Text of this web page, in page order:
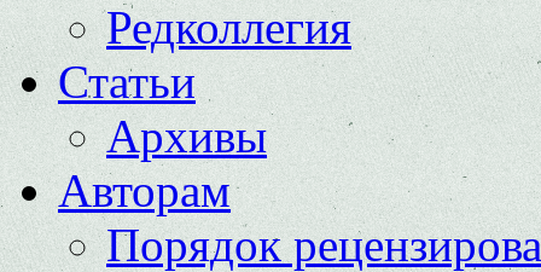
Редколлегия
Статьи
Архивы
Авторам
Порядок